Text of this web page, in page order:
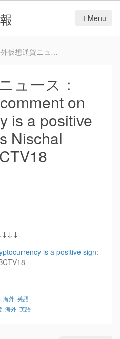
Menu
ス：Sitharaman’s comment on cryptocurrency is a positive sign: Wazir-X’s Nischal Shetty – CNBCTV18
ュース：
on
is a positive
Nischal
is a positive sign:
海外 英語
海外 英語